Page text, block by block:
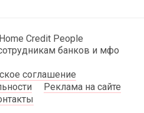
Credit People
банков и мфо
соглашение
Реклама на сайте